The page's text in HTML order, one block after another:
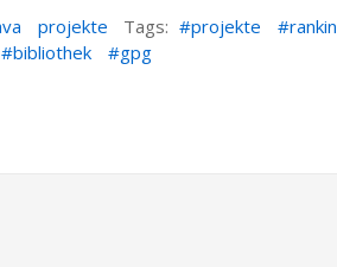
projekte Tags: projekte
bibliothek gpg